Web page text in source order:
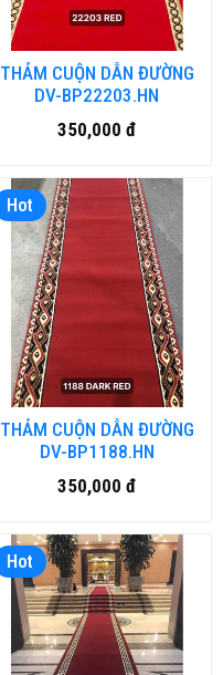
THẢM CUỘN DẪN ĐƯỜNG
DV-BP22203.HN
350,000 đ
Hot
THẢM CUỘN DẪN ĐƯỜNG
DV-BP1188.HN
350,000 đ
Hot